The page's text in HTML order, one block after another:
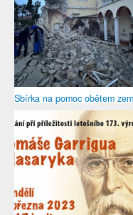
Sbírka na pomoc obětem